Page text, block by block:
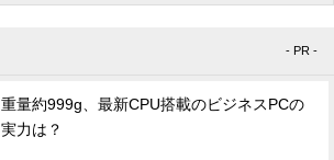
- PR -
重量約999g、最新CPU搭載のビジネスPCの
実力は？